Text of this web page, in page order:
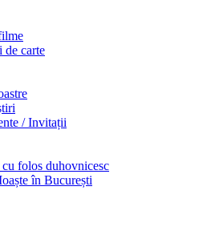
de carte
/ Invitații
folos duhovnicesc
în București